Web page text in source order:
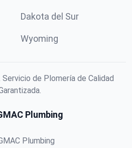
Dakota del Sur
Wyoming
de Plomería de Calidad
Plumbing
Plumbing